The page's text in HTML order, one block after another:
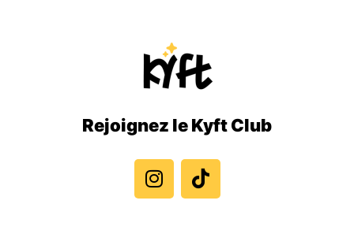
Rejoignez le Kyft Club
n
s
t
i
k
t